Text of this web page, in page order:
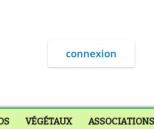
connexion
VÉGÉTAUX